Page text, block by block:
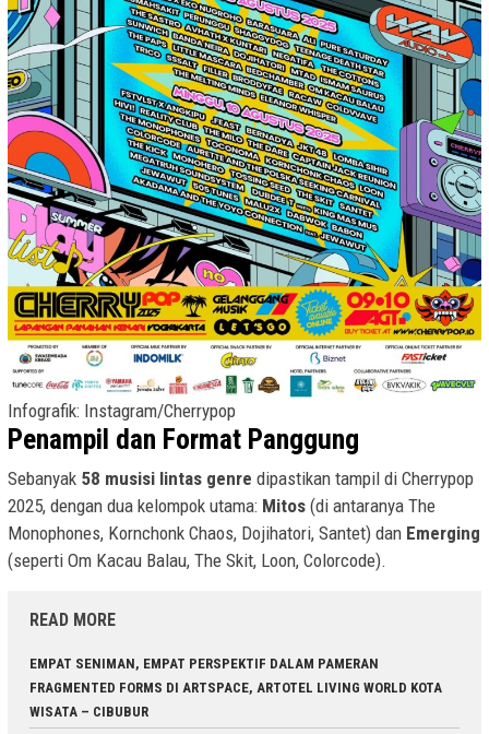
Infografik: Instagram/Cherrypop
Penampil dan Format Panggung
Sebanyak 58 musisi lintas genre dipastikan tampil di Cherrypop
2025, dengan dua kelompok utama: Mitos (di antaranya The
Monophones, Kornchonk Chaos, Dojihatori, Santet) dan Emerging
(seperti Om Kacau Balau, The Skit, Loon, Colorcode).
READ MORE
EMPAT SENIMAN, EMPAT PERSPEKTIF DALAM PAMERAN
FRAGMENTED FORMS DI ARTSPACE, ARTOTEL LIVING WORLD KOTA
WISATA – CIBUBUR